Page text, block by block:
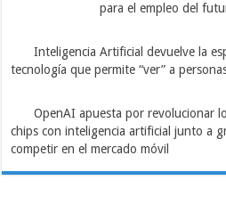
para el empleo del
Inteligencia Artificial devuelve la
tecnología que permite “ver” a
OpenAI apuesta por revolucionar
chips con inteligencia artificial junto a
competir en el mercado móvil